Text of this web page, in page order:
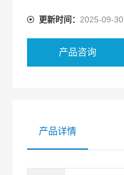
更新时间： 2025-09-30
产品咨询
产品详情